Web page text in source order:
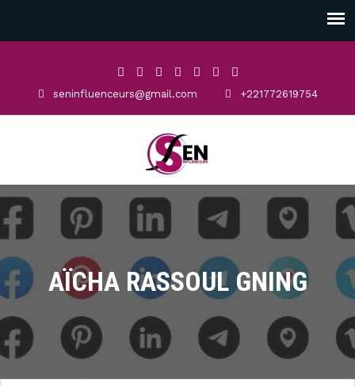
seninfluenceurs@gmail.com +221772619754
AÏCHA RASSOUL GNING